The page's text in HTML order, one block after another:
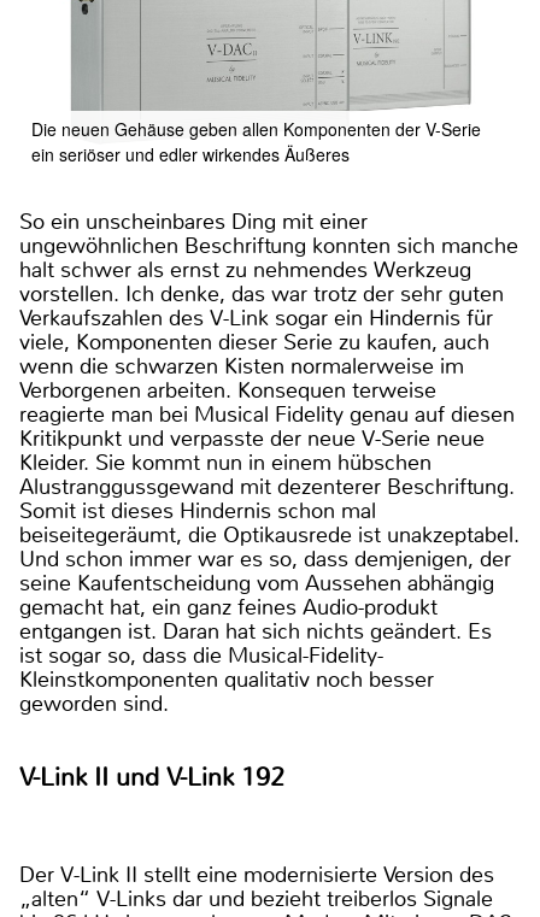
Die neuen Gehäuse geben allen Komponenten der V-Serie
ein seriöser und edler wirkendes Äußeres
So ein unscheinbares Ding mit einer
ungewöhnlichen Beschriftung konnten sich manche
halt schwer als ernst zu nehmendes Werkzeug
vorstellen. Ich denke, das war trotz der sehr guten
Verkaufszahlen des V-Link sogar ein Hindernis für
viele, Komponenten dieser Serie zu kaufen, auch
wenn die schwarzen Kisten normalerweise im
Verborgenen arbeiten. Konsequen terweise
reagierte man bei Musical Fidelity genau auf diesen
Kritikpunkt und verpasste der neue V-Serie neue
Kleider. Sie kommt nun in einem hübschen
Alustranggussgewand mit dezenterer Beschriftung.
Somit ist dieses Hindernis schon mal
beiseitegeräumt, die Optikausrede ist unakzeptabel.
Und schon immer war es so, dass demjenigen, der
seine Kaufentscheidung vom Aussehen abhängig
gemacht hat, ein ganz feines Audio-produkt
entgangen ist. Daran hat sich nichts geändert. Es
ist sogar so, dass die Musical-Fidelity-
Kleinstkomponenten qualitativ noch besser
geworden sind.
V-Link II und V-Link 192
Der V-Link II stellt eine modernisierte Version des
„alten“ V-Links dar und bezieht treiberlos Signale